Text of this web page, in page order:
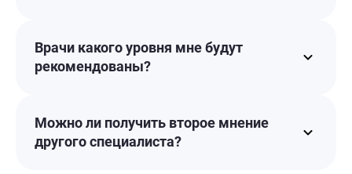
Врачи какого уровня мне будут
рекомендованы?
Можно ли получить второе мнение
другого специалиста?